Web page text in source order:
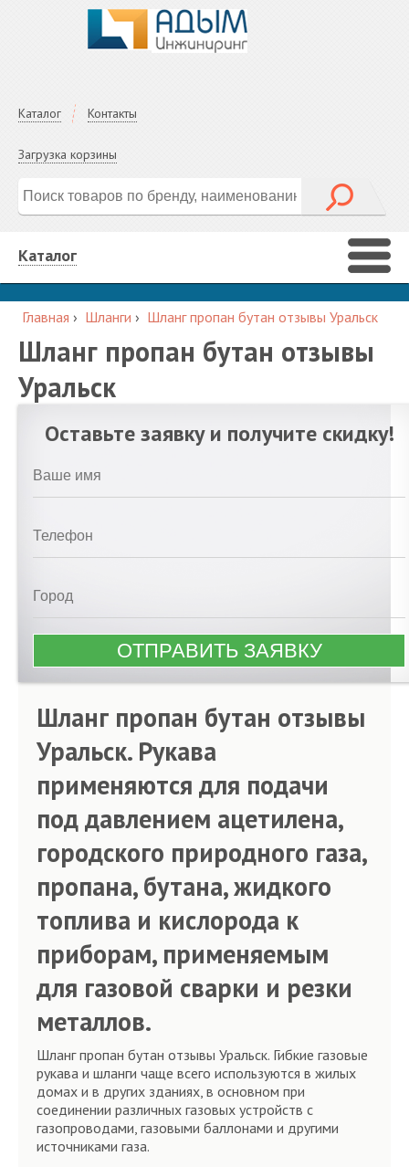
Каталог Контакты
Загрузка корзины
Каталог
Главная › Шланги › Шланг пропан бутан отзывы Уральск
Шланг пропан бутан отзывы
Уральск
Оставьте заявку и получите скидку!
Шланг пропан бутан отзывы
Уральск. Рукава
применяются для подачи
под давлением ацетилена,
городского природного газа,
пропана, бутана, жидкого
топлива и кислорода к
приборам, применяемым
для газовой сварки и резки
металлов.
Шланг пропан бутан отзывы Уральск. Гибкие газовые
рукава и шланги чаще всего используются в жилых
домах и в других зданиях, в основном при
соединении различных газовых устройств с
газопроводами, газовыми баллонами и другими
источниками газа.